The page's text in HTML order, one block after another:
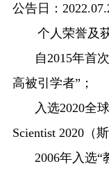
公告日：
个人荣誉及
自 2015年首
高被引学者” ；
入选2020全球
Scientist 2020（
2006年入选“